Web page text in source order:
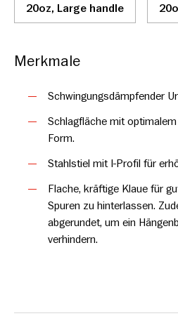
20oz, Large handle
Merkmale
Schwingungsdämpfender
Schlagfläche mit
Form.
Stahlstiel mit I-Profil für
Flache, kräftige Klaue für
Spuren zu hinterlassen.
abgerundet, um ein
verhindern.